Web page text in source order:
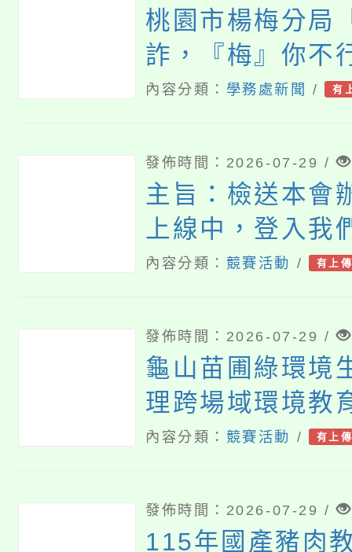
桃園市楊梅分局
詐，『梅』你不
罪宣導活動暨定
內容分類： 學務處新聞 / 有
發佈時間：2026-07-29 /
主旨：檢送本會
上線中，登入我
代！」2026兒
鼓勵貴校學生踴
查照。
內容分類： 競賽活動 / 有上
發佈時間：2026-07-29 /
龜山苗圃綠環境
理跨場域環境教
內容分類： 競賽活動 / 有上
發佈時間：2026-07-29 /
115年國產豬肉